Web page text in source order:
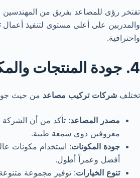
تفتخر رؤى للمصاعد بفريق من المهندسين
والمدربين على أعلى مستوى لتنفيذ أعمال
واحترافية.
4. جودة المنتجات والمكونات
تختلف شركات تركيب مصاعد من حيث
مصدر المصاعد: تأكد من أن
معروفين ذوي سمعة طيبة.
جودة المكونات: استخدام مكونات
أفضل وعمراً أطول.
تنوع الخيارات: توفير مجموعة